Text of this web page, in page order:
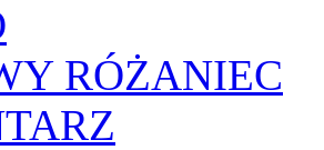
RÓŻANIEC